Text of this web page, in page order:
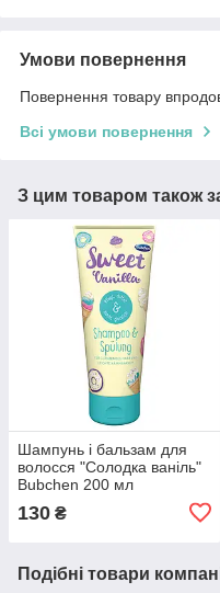
Умови повернення
Повернення товару
Всі умови повернення
З цим товаром також
Шампунь і бальзам для
волосся "Солодка ваніль"
Bubchen 200 мл
130 ₴
Подібні товари